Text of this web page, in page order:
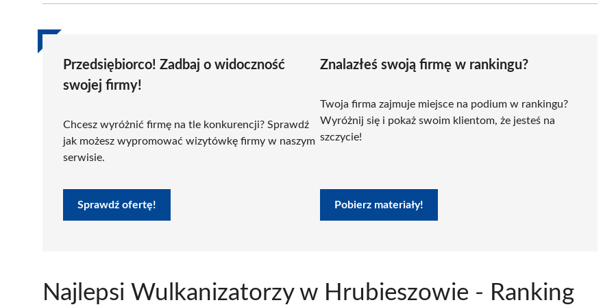
Przedsiębiorco! Zadbaj o widoczność
swojej firmy!
Chcesz wyróżnić firmę na tle konkurencji? Sprawdź
jak możesz wypromować wizytówkę firmy w naszym
serwisie.
Sprawdź ofertę!
Znalazłeś swoją firmę w rankingu?
Twoja firma zajmuje miejsce na podium w rankingu?
Wyróżnij się i pokaż swoim klientom, że jesteś na
szczycie!
Pobierz materiały!
Najlepsi Wulkanizatorzy w Hrubieszowie - Ranking